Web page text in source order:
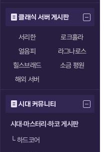
클래식 서버 게시판
서리한
로크홀라
얼음피
라그나로스
힐스브래드
소금 평원
해외 서버
시대 커뮤니티
시대·마스터리·하코 게시판
└하드코어